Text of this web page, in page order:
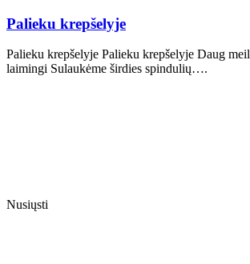
Palieku krepšelyje
Palieku krepšelyje Palieku krepšelyje Daug
laimingi Sulaukėme širdies spindulių….
Nusiųsti